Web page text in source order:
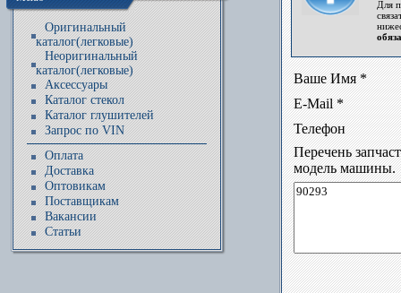
Оригинальный
каталог(легковые)
Неоригинальный
каталог(легковые)
Аксессуары
Каталог стекол
Каталог глушителей
Запрос по VIN
Оплата
Доставка
Оптовикам
Поставщикам
Вакансии
Статьи
Для
Ваше Имя *
E-Mail *
Телефон
Перечень
модель машины.